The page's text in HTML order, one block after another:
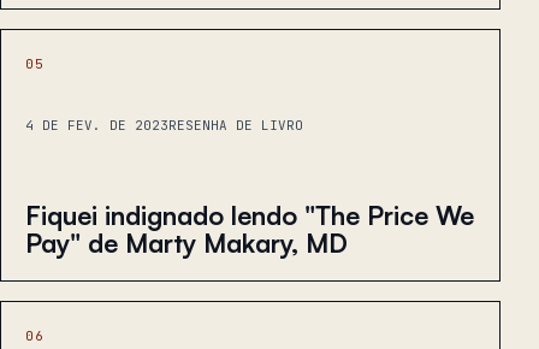
05
4 DE FEV. DE 2023RESENHA DE LIVRO
Fiquei indignado lendo "The Price We
Pay" de Marty Makary, MD
06